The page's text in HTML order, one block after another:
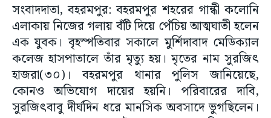
সংবাদদাতা, বহরমপুর: বহরমপুর শহরের গান্ধী কলোনি
এলাকায় নিজের গলায় বঁটি দিয়ে পেঁচিয় আত্মঘাতী হলেন
এক যুবক। বৃহস্পতিবার সকালে মুর্শিদাবাদ মেডিক্যাল
কলেজ হাসপাতালে তাঁর মৃত্যু হয়। মৃতের নাম সুরজিৎ
হাজরা(৩০)। বহরমপুর থানার পুলিস জানিয়েছে,
কোনও অভিযোগ দায়ের হয়নি। পরিবারের দাবি,
সুরজিৎবাবু দীর্ঘদিন ধরে মানসিক অবসাদে ভুগছিলেন।